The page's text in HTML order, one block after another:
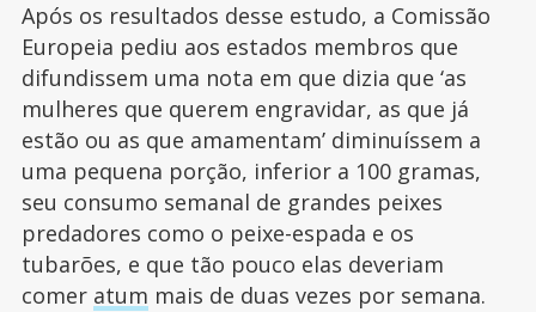
Após os resultados desse estudo, a Comissão
Europeia pediu aos estados membros que
difundissem uma nota em que dizia que ‘as
mulheres que querem engravidar, as que já
estão ou as que amamentam’ diminuíssem a
uma pequena porção, inferior a 100 gramas,
seu consumo semanal de grandes peixes
predadores como o peixe-espada e os
tubarões, e que tão pouco elas deveriam
comer atum mais de duas vezes por semana.